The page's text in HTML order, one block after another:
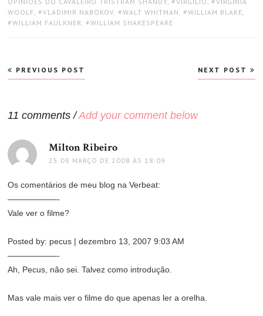
WOOLF , VLADIMIR NABOKOV , WALT WHITMAN , WILLIAM BLAKE
WILLIAM FAULKNER , WILLIAM SHAKESPEARE
Navegação
de
PREVIOUS POST NEXT POST
11 comments /Add your comment below
Milton Ribeiro
25 DE MARÇO DE 2008 ÀS 18:09
Os comentários de meu blog na Verbeat:
——————-
Vale ver o filme?
Posted by: pecus | dezembro 13, 2007 9:03 AM
——————-
Ah, Pecus, não sei. Talvez como introdução.
Mas vale mais ver o filme do que apenas ler a orelha.